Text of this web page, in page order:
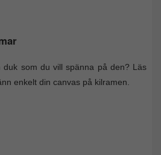
som du vill spänna på den? Läs
enkelt din canvas på kilramen.